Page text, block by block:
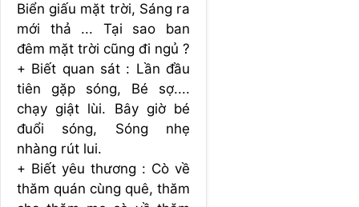
Biển giấu mặt trời, Sáng ra
mới thả ... Tại sao ban
đêm mặt trời cũng đi ngủ ?
+ Biết quan sát : Lần đầu
tiên gặp sóng, Bé sợ....
chạy giật lùi. Bây giờ bé
đuổi sóng, Sóng nhẹ
nhàng rút lui.
+ Biết yêu thương : Cò về
thăm quán cùng quê, thăm